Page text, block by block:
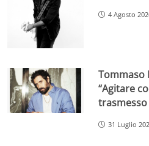
4 Agosto
Tommaso
“Agitare
trasmesso
31 Luglio